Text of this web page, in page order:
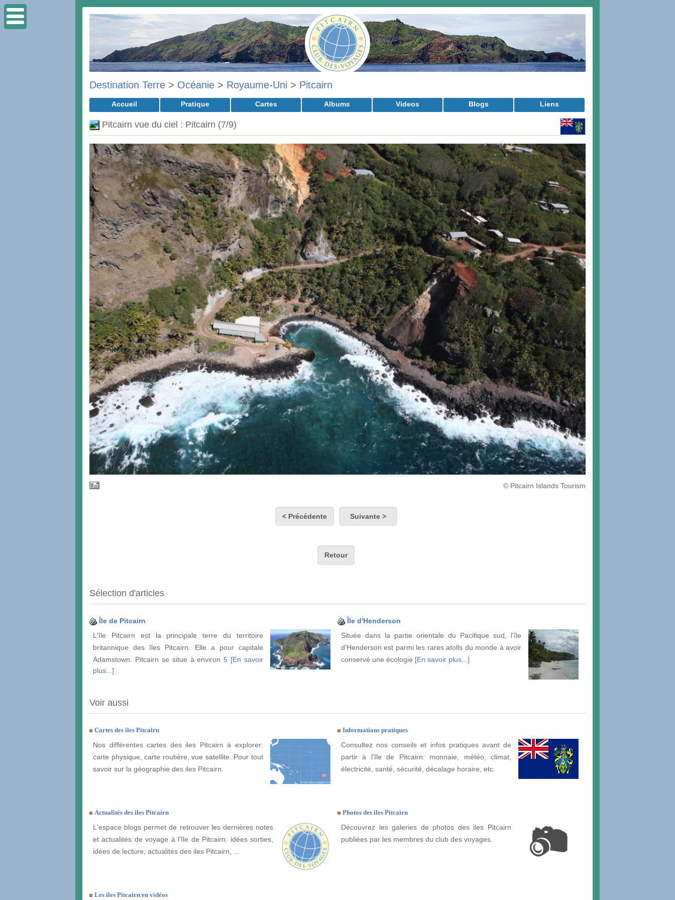
Destination Terre > Océanie > Royaume-Uni > Pitcairn
Accueil Pratique Cartes Albums Videos Blogs Liens
Pitcairn vue du ciel : Pitcairn (7/9)
© Pitcairn Islands Tourism
< Précédente Suivante >
Retour
Sélection d'articles
Île de Pitcairn
L'île Pitcairn est la principale terre du territoire
britannique des îles Pitcairn. Elle a pour capitale
Adamstown. Pitcairn se situe à environ 5 [En savoir
plus...]
Île d'Henderson
Située dans la partie orientale du Pacifique sud, l'île
d'Henderson est parmi les rares atolls du monde à avoir
conservé une écologie [En savoir plus...]
Voir aussi
Cartes des iles Pitcairn
Nos différentes cartes des iles Pitcairn à explorer:
carte physique, carte routière, vue satellite. Pour tout
savoir sur la géographie des iles Pitcairn.
Informations pratiques
Consultez nos conseils et infos pratiques avant de
partir à l'île de Pitcairn: monnaie, météo, climat,
électricité, santé, sécurité, décalage horaire, etc.
Actualités des iles Pitcairn
L'espace blogs permet de retrouver les dernières notes
et actualités de voyage à l'île de Pitcairn: idées sorties,
idées de lecture, actualités des iles Pitcairn, ...
Photos des iles Pitcairn
Découvrez les galeries de photos des iles Pitcairn
publiées par les membres du club des voyages.
Les iles Pitcairn en vidéos